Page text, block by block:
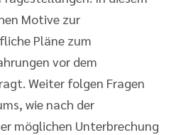
Motive zur
Pläne zum
vor dem
Weiter folgen Fragen
wie nach der
möglichen Unterbrechung